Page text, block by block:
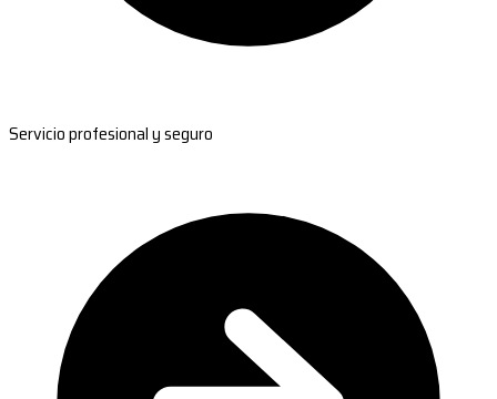
Servicio profesional y seguro